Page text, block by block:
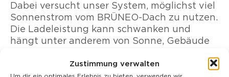
Zustimmung verwalten
Um dir ein optimales Erlebnis zu bieten, verwenden wir
Dabei versucht unser System, möglichst viel
Sonnenstrom vom BRÜNEO-Dach zu nutzen.
Die Ladeleistung kann schwanken und
hängt unter anderem von Sonne, Gebäude
ladender Autos ab.